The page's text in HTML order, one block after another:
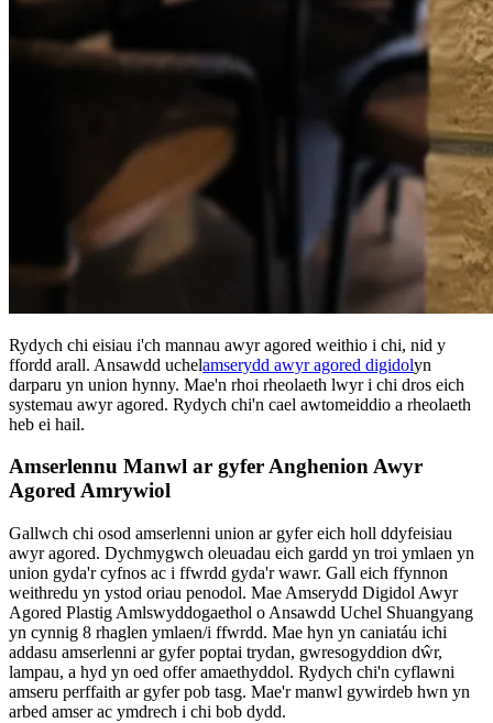
Rydych chi eisiau i'ch mannau awyr agored weithio i chi, nid y
ffordd arall. Ansawdd uchelamserydd awyr agored digidolyn
darparu yn union hynny. Mae'n rhoi rheolaeth lwyr i chi dros eich
systemau awyr agored. Rydych chi'n cael awtomeiddio a rheolaeth
heb ei hail.
Amserlennu Manwl ar gyfer Anghenion Awyr
Agored Amrywiol
Gallwch chi osod amserlenni union ar gyfer eich holl ddyfeisiau
awyr agored. Dychmygwch oleuadau eich gardd yn troi ymlaen yn
union gyda'r cyfnos ac i ffwrdd gyda'r wawr. Gall eich ffynnon
weithredu yn ystod oriau penodol. Mae Amserydd Digidol Awyr
Agored Plastig Amlswyddogaethol o Ansawdd Uchel Shuangyang
yn cynnig 8 rhaglen ymlaen/i ffwrdd. Mae hyn yn caniatáu ichi
addasu amserlenni ar gyfer poptai trydan, gwresogyddion dŵr,
lampau, a hyd yn oed offer amaethyddol. Rydych chi'n cyflawni
amseru perffaith ar gyfer pob tasg. Mae'r manwl gywirdeb hwn yn
arbed amser ac ymdrech i chi bob dydd.